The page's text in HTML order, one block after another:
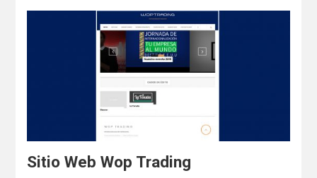
Sitio Web Wop Trading